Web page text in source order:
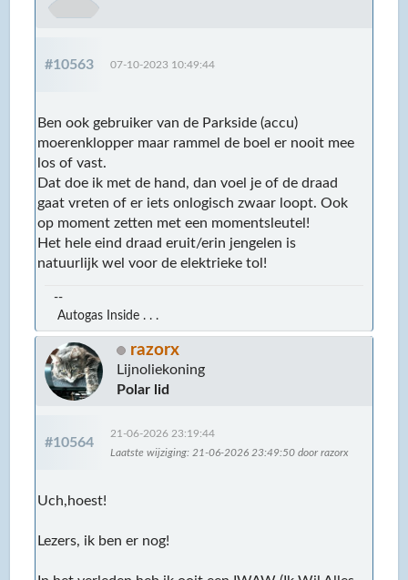
#10563 07-10-2023 10:49:44
Ben ook gebruiker van de Parkside (accu)
moerenklopper maar rammel de boel er nooit mee
los of vast.
Dat doe ik met de hand, dan voel je of de draad
gaat vreten of er iets onlogisch zwaar loopt. Ook
op moment zetten met een momentsleutel!
Het hele eind draad eruit/erin jengelen is
natuurlijk wel voor de elektrieke tol!
--
Autogas Inside . . .
razorx
Lijnoliekoning
Polar lid
#10564
21-06-2026 23:19:44
Laatste wijziging: 21-06-2026 23:49:50 door razorx
Uch,hoest!
Lezers, ik ben er nog!